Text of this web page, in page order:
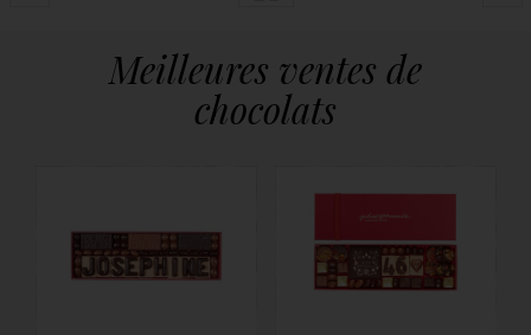
Meilleures ventes de
chocolats